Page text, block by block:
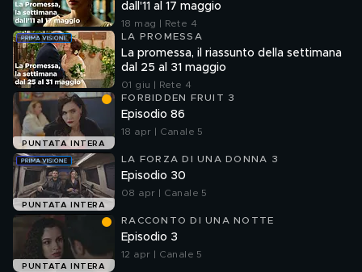
dall'11 al 17 maggio
18 mag | Rete 4
LA PROMESSA
La promessa, il riassunto della settimana
dal 25 al 31 maggio
01 giu | Rete 4
PUNTATA INTERA
FORBIDDEN FRUIT 3
Episodio 86
18 apr | Canale 5
PUNTATA INTERA
LA FORZA DI UNA DONNA 3
Episodio 30
08 apr | Canale 5
PUNTATA INTERA
RACCONTO DI UNA NOTTE
Episodio 3
12 apr | Canale 5